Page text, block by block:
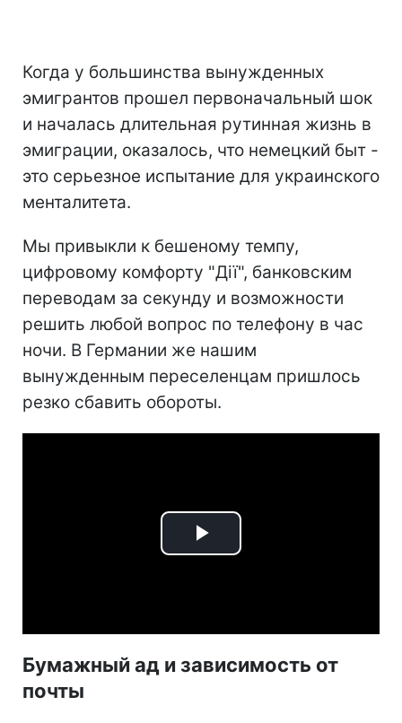
Когда у большинства вынужденных
эмигрантов прошел первоначальный шок
и началась длительная рутинная жизнь в
эмиграции, оказалось, что немецкий быт -
это серьезное испытание для украинского
менталитета.
Мы привыкли к бешеному темпу,
цифровому комфорту "Дії", банковским
переводам за секунду и возможности
решить любой вопрос по телефону в час
ночи. В Германии же нашим
вынужденным переселенцам пришлось
резко сбавить обороты.
Play
Бумажный ад и зависимость от
почты